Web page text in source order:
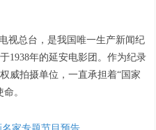
视总台，是我国唯一生产新闻纪
1938年的延安电影团。作为纪录
威拍摄单位，一直承担着“国家
。